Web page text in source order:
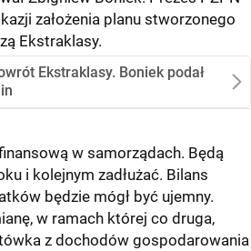
założenia planu stworzonego
Ekstraklasy.
Ekstraklasy. Boniek podał
w samorządach. Będą
i kolejnym zadłużać. Bilans
będzie mógł być ujemny.
w ramach której co druga,
z dochodów gospodarowania